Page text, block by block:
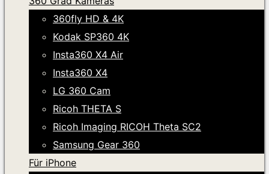
360fly HD & 4K
Kodak SP360 4K
Insta360 X4 Air
Insta360 X4
LG 360 Cam
Ricoh THETA S
Ricoh Imaging RICOH Theta SC2
Samsung Gear 360
Für iPhone